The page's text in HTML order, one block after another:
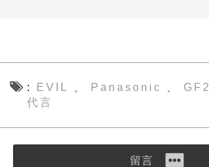
EVIL Panasonic GF2
代言
留言